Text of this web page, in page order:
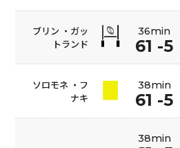
ブリン ・ガッ
トランド
36min
61 -5
ソロモネ ・フ
ナキ
38min
61 -5
38min